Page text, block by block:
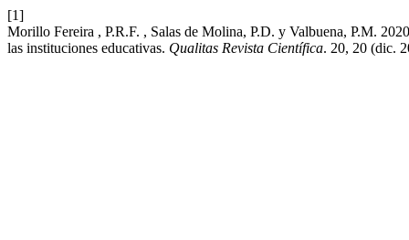
[1]
Morillo Fereira , P.R.F. , Salas de Molina, P.D. y Valbuena, P.M.
las instituciones educativas. Qualitas Revista Científica. 20, 20 (dic.